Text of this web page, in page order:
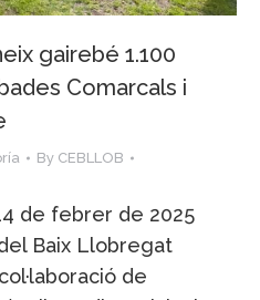
gairebé 1.100
Comarcals i
By CEBLLOB
de febrer de 2025
Baix Llobregat
de